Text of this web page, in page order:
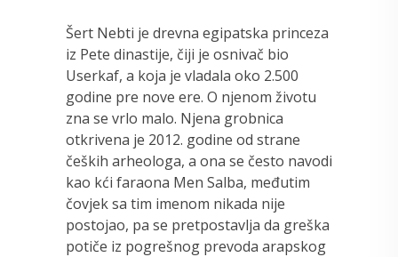
Šert Nebti je drevna egipatska princeza
iz Pete dinastije, čiji je osnivač bio
Userkaf, a koja je vladala oko 2.500
godine pre nove ere. O njenom životu
zna se vrlo malo. Njena grobnica
otkrivena je 2012. godine od strane
čeških arheologa, a ona se često navodi
kao kći faraona Men Salba, međutim
čovjek sa tim imenom nikada nije
postojao, pa se pretpostavlja da greška
potiče iz pogrešnog prevoda arapskog